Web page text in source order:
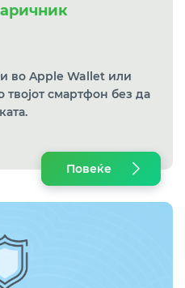
во Apple Wallet или
твојот смартфон без да
Повеќе